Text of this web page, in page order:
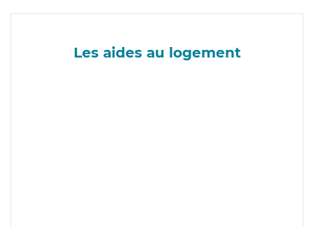
Les aides au logement